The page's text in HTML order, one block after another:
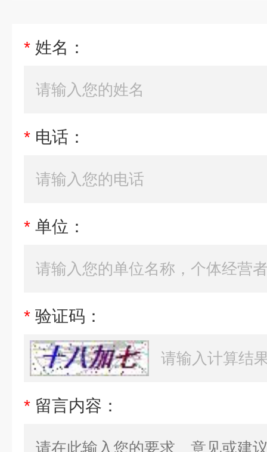
* 姓名：
* 电话：
* 单位：
* 验证码：
* 留言内容：